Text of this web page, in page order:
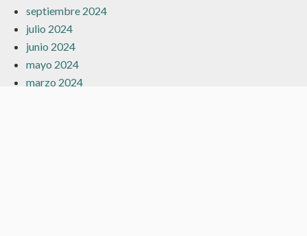
septiembre 2024
julio 2024
junio 2024
mayo 2024
marzo 2024